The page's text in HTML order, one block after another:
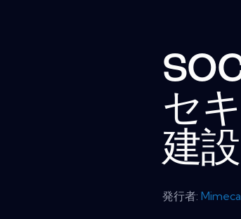
セ
建
発行者: